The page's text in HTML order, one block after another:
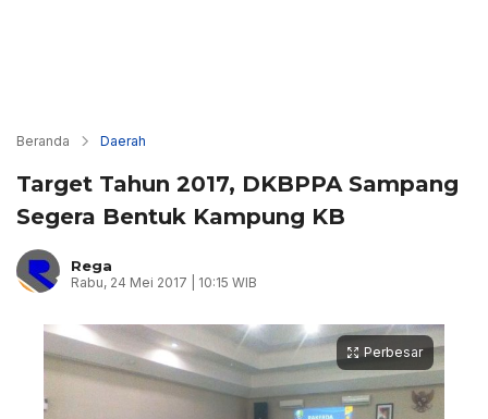
Beranda Daerah
Target Tahun 2017, DKBPPA Sampang
Segera Bentuk Kampung KB
Rega
Rabu, 24 Mei 2017 | 10:15 WIB
Perbesar